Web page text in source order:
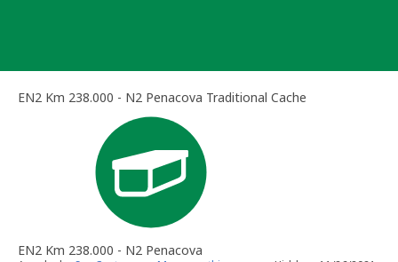
EN2 Km 238.000 - N2 Penacova Traditional Cache
EN2 Km 238.000 - N2 Penacova